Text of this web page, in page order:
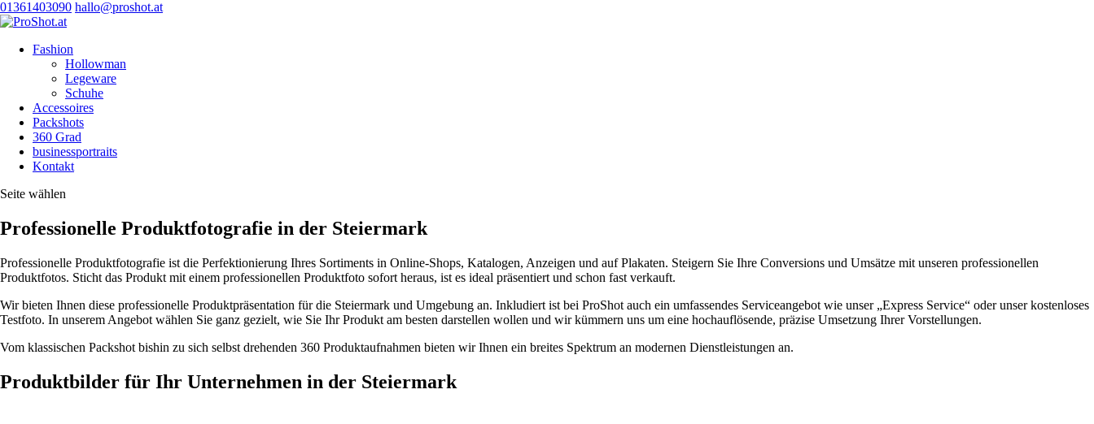
01361403090 hallo@proshot.at
Fashion
Hollowman
Legeware
Schuhe
Accessoires
Packshots
360 Grad
businessportraits
Kontakt
Seite wählen
Professionelle Produktfotografie in der Steiermark
Professionelle Produktfotografie ist die Perfektionierung Ihres Sortiments in Online-Shops, Katalogen, Anzeigen und auf Plakaten. Steigern Sie Ihre Conversions und Umsätze mit unseren professionellen
Produktfotos. Sticht das Produkt mit einem professionellen Produktfoto sofort heraus, ist es ideal präsentiert und schon fast verkauft.
Wir bieten Ihnen diese professionelle Produktpräsentation fürdie Steiermark und Umgebung an. Inkludiert ist bei ProShot auch ein umfassendes Serviceangebot wie unser „Express Service“ oder unser kostenloses
Testfoto. In unserem Angebot wählen Sie ganz gezielt, wie Sie Ihr Produkt am besten darstellen wollen und wir kümmern uns um eine hochauflösende, präzise Umsetzung Ihrer Vorstellungen.
Vom klassischen Packshot bishin zu sich selbst drehenden 360 Produktaufnahmen bieten wir Ihnen ein breites Spektrum an modernen Dienstleistungen an.
Produktbilder für Ihr Unternehmen in der Steiermark